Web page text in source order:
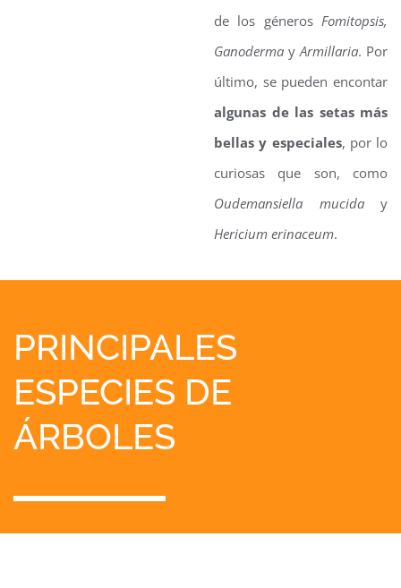
de los géneros Fomitopsis,
Ganoderma y Armillaria. Por
último, se pueden encontar
algunas de las setas más
bellas y especiales, por lo
curiosas que son, como
Oudemansiella muciday
Hericium erinaceum.
PRINCIPALES
ESPECIES DE
ÁRBOLES